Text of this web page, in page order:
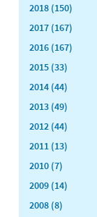
2018 (150)
2017 (167)
2016 (167)
2015 (33)
2014 (44)
2013 (49)
2012 (44)
2011 (13)
2010 (7)
2009 (14)
2008 (8)